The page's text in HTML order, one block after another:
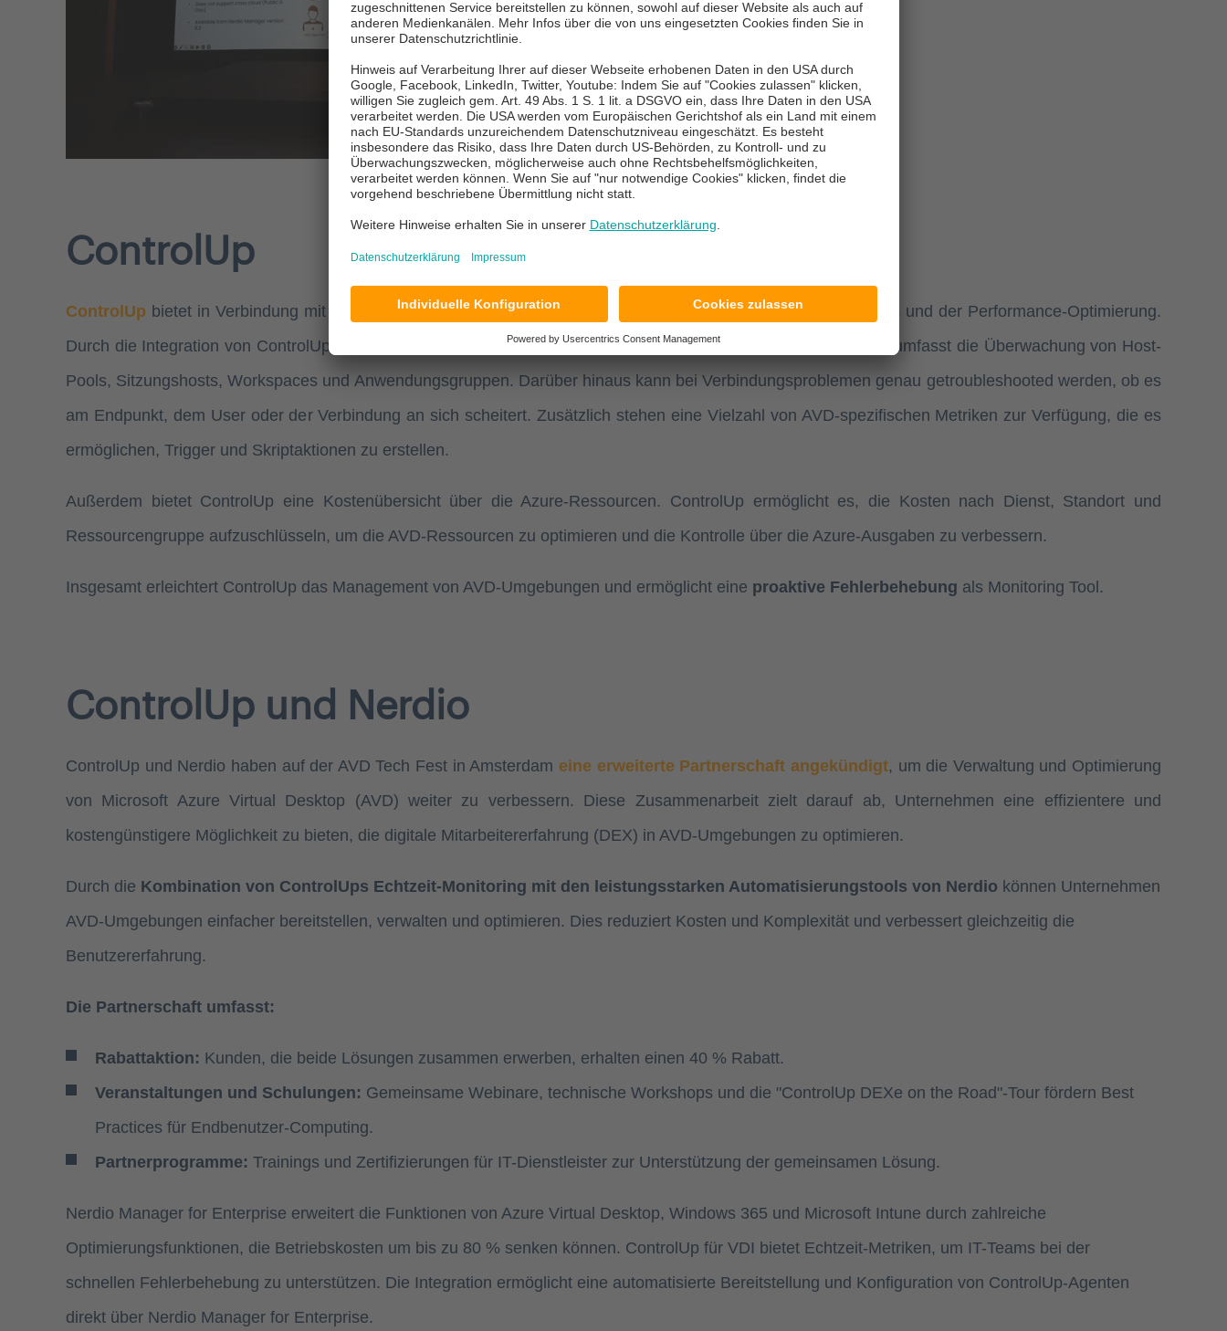
ControlUp
ControlUp bietet in Verbindung mit Azure Virtual Desktop (AVD)zahlreiche Vorteile im Bereich des Monitorings und der Performance-Optimierung.
Durch die Integration von ControlUp kann die AVD-Umgebung in Echtzeit überwacht und verwaltet werden. Dies umfasst die Überwachung von Host-
Pools, Sitzungshosts, Workspaces und Anwendungsgruppen. Darüber hinaus kann bei Verbindungsproblemen genau getroubleshooted werden, ob es
am Endpunkt, dem User oder der Verbindung an sich scheitert. Zusätzlich stehen eine Vielzahl von AVD-spezifischen Metriken zur Verfügung, die es
ermöglichen, Trigger und Skriptaktionen zu erstellen.
Außerdem bietet ControlUp eine Kostenübersicht über die Azure-Ressourcen. ControlUp ermöglicht es, die Kosten nach Dienst, Standort und
Ressourcengruppe aufzuschlüsseln, um die AVD-Ressourcen zu optimieren und die Kontrolle über die Azure-Ausgaben zu verbessern.
Insgesamt erleichtert ControlUp das Management von AVD-Umgebungen und ermöglicht eine proaktive Fehlerbehebung als Monitoring Tool.
ControlUp und Nerdio
ControlUp und Nerdio haben auf der AVD Tech Fest in Amsterdam eine erweiterte Partnerschaft angekündigt, um die Verwaltung und Optimierung
von Microsoft Azure Virtual Desktop (AVD) weiter zu verbessern. Diese Zusammenarbeit zielt darauf ab, Unternehmen eine effizientere und
kostengünstigere Möglichkeit zu bieten, die digitale Mitarbeitererfahrung (DEX) in AVD-Umgebungen zu optimieren.
Durch die Kombination von ControlUps Echtzeit-Monitoring mit den leistungsstarken Automatisierungstools von Nerdio können Unternehmen
AVD-Umgebungen einfacher bereitstellen, verwalten und optimieren. Dies reduziert Kosten und Komplexität und verbessert gleichzeitig die
Benutzererfahrung.
Die Partnerschaft umfasst:
Rabattaktion: Kunden, die beide Lösungen zusammen erwerben, erhalten einen 40 % Rabatt.
Veranstaltungen und Schulungen: Gemeinsame Webinare, technische Workshops und die "ControlUp DEXe on the Road"-Tour fördern Best
Practices für Endbenutzer-Computing.
Partnerprogramme: Trainings und Zertifizierungen für IT-Dienstleister zur Unterstützung der gemeinsamen Lösung.
Nerdio Manager for Enterprise erweitert die Funktionen von Azure Virtual Desktop, Windows 365 und Microsoft Intune durch zahlreiche
Optimierungsfunktionen, die Betriebskosten um bis zu 80 % senken können. ControlUp für VDI bietet Echtzeit-Metriken, um IT-Teams bei der
schnellen Fehlerbehebung zu unterstützen. Die Integration ermöglicht eine automatisierte Bereitstellung und Konfiguration von ControlUp-Agenten
direkt über Nerdio Manager for Enterprise.